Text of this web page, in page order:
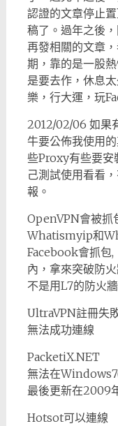
認證的文章停止
稿了。過年之後
再發相關的文章
期，靠的是一股
是要去作，休息
樂，行大運，玩
2012/02/06 如果
牛要公佈我使用
些Proxy有些要安
己測試使用看看
報。
OpenVPN會被抓
Whatismyip和
Facebook會抓包,
內，拿來突破防
不是用L7的防火
UltraVPN註冊失
無法成功連線
PacketiX.NET
無法在
最後更新在2009
Hotsot可以連線